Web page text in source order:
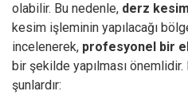
olabilir. Bu nedenle, derz
kesim işleminin yapılacağı
incelenerek, profesyonel bir
bir şekilde yapılması önemlidir.
şunlardır: